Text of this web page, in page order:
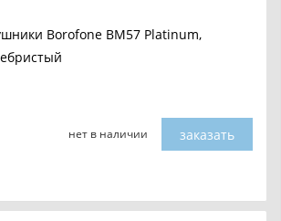
Borofone BM57 Platinum,
нет в наличии заказать